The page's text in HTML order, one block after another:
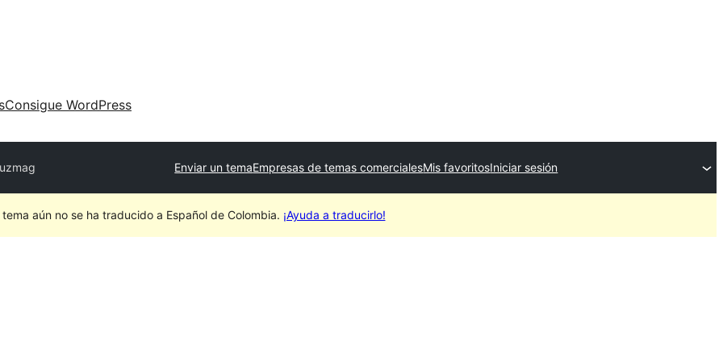
Consigue WordPress
Enviar un temaEmpresas de temas comercialesMis favoritosIniciar sesión
tema aún no se ha traducido a Español de Colombia. ¡Ayuda a traducirlo!